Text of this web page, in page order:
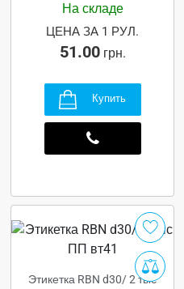
На складе
51.00грн.
ЦЕНА ЗА 1 РУЛ.
Купить
Этикетка RBN d30/ 2 тыс